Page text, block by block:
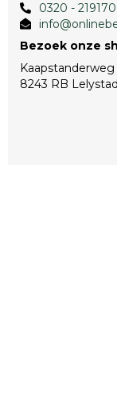
0320 - 219170
Bezoek onze
Kaapstanderweg
8243 RB Lelystad